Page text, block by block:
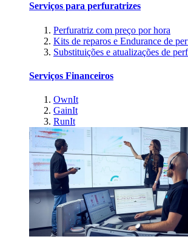
Serviços para perfuratrizes
Perfuratriz com preço por hora
Kits de reparos e Endurance de
Substituições e atualizações de
Serviços Financeiros
OwnIt
GainIt
RunIt